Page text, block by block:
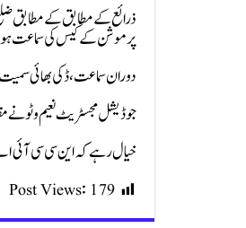
ذرائع کے مطابق کے مطابق
پرموشن کے کیس کی سماعت
دوران سماعت، ڈکی بھائی
جوڈیشل مجسٹریٹ نعیم وٹو نے مقدمے کے
خیال رہے کہ این سی سی آئی
Post Views: 179